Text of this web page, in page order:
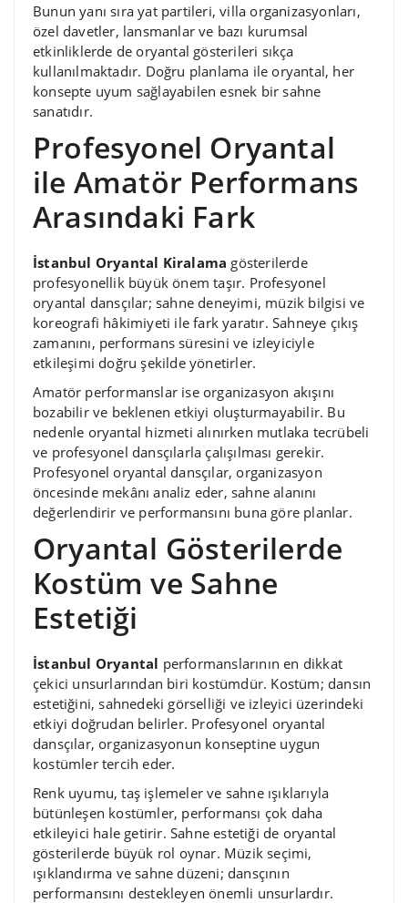
Bunun yanı sıra yat partileri, villa organizasyonları,
özel davetler, lansmanlar ve bazı kurumsal
etkinliklerde de oryantal gösterileri sıkça
kullanılmaktadır. Doğru planlama ile oryantal, her
konsepte uyum sağlayabilen esnek bir sahne
sanatıdır.
Profesyonel Oryantal
ile Amatör Performans
Arasındaki Fark
İstanbul Oryantal Kiralama gösterilerde
profesyonellik büyük önem taşır. Profesyonel
oryantal dansçılar; sahne deneyimi, müzik bilgisi ve
koreografi hâkimiyeti ile fark yaratır. Sahneye çıkış
zamanını, performans süresini ve izleyiciyle
etkileşimi doğru şekilde yönetirler.
Amatör performanslar ise organizasyon akışını
bozabilir ve beklenen etkiyi oluşturmayabilir. Bu
nedenle oryantal hizmeti alınırken mutlaka tecrübeli
ve profesyonel dansçılarla çalışılması gerekir.
Profesyonel oryantal dansçılar, organizasyon
öncesinde mekânı analiz eder, sahne alanını
değerlendirir ve performansını buna göre planlar.
Oryantal Gösterilerde
Kostüm ve Sahne
Estetiği
İstanbul Oryantal performanslarının en dikkat
çekici unsurlarından biri kostümdür. Kostüm; dansın
estetiğini, sahnedeki görselliği ve izleyici üzerindeki
etkiyi doğrudan belirler. Profesyonel oryantal
dansçılar, organizasyonun konseptine uygun
kostümler tercih eder.
Renk uyumu, taş işlemeler ve sahne ışıklarıyla
bütünleşen kostümler, performansı çok daha
etkileyici hale getirir. Sahne estetiği de oryantal
gösterilerde büyük rol oynar. Müzik seçimi,
ışıklandırma ve sahne düzeni; dansçının
performansını destekleyen önemli unsurlardır.